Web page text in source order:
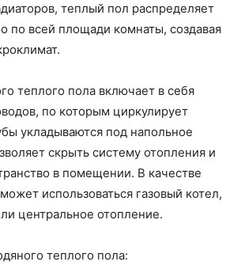
теплый пол распределяет
по всей площади комнаты, создавая
теплого пола включает в себя
по которым циркулирует
укладываются под напольное
скрыть систему отопления и
в помещении. В качестве
использоваться газовый котел,
центральное отопление.
теплого пола: